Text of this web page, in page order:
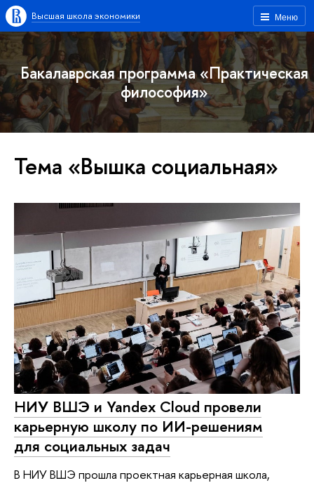
Меню
Высшая школа экономики
Бакалаврская программа «Практическая
философия»
Тема «Вышка социальная»
НИУ ВШЭ и Yandex Cloud провели
карьерную школу по ИИ-решениям
для социальных задач
В НИУ ВШЭ прошла проектная карьерная школа,